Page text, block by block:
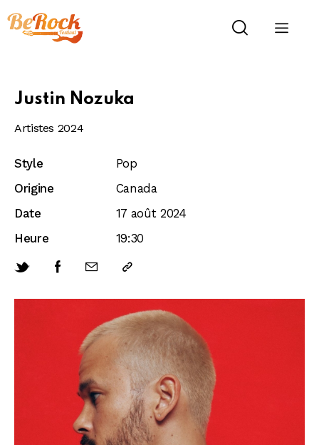
Justin Nozuka
Artistes 2024
Style
Pop
Origine
Canada
Date
17 août 2024
Heure
19:30